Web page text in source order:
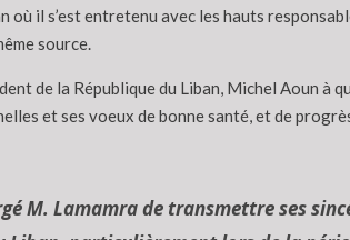
il s’est entretenu avec les hauts
source.
de la République du Liban, Michel Aoun
et ses voeux de bonne santé, et de
M. Lamamra de transmettre ses